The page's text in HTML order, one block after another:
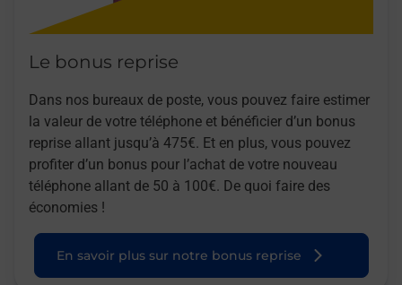
Le bonus reprise
Dans nos bureaux de poste, vous pouvez faire estimer
la valeur de votre téléphone et bénéficier d’un bonus
reprise allant jusqu’à 475€. Et en plus, vous pouvez
profiter d’un bonus pour l’achat de votre nouveau
téléphone allant de 50 à 100€. De quoi faire des
économies !
En savoir plus sur notre bonus reprise